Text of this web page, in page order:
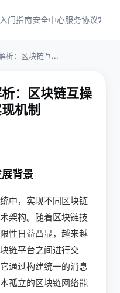
门指南安全中心服务协议常见
析：区块链互...
：区块链互操
机制
背景
中，实现不同区块链
架构。随着区块链技
性日益凸显，越来越
链平台之间进行交
通过构建统一的消息
孤立的区块链网络能